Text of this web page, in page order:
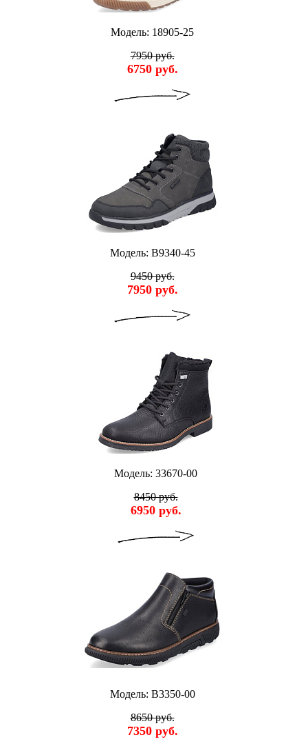
Модель: 18905-25
7950 руб.
6750 руб.
Модель: B9340-45
9450 руб.
7950 руб.
Модель: 33670-00
8450 руб.
6950 руб.
Модель: B3350-00
8650 руб.
7350 руб.